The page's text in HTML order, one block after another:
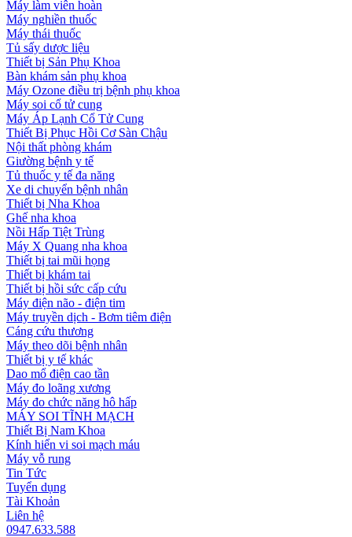
Máy làm viên hoàn
Máy nghiền thuốc
Máy thái thuốc
Tủ sấy dược liệu
Thiết bị Sản Phụ Khoa
Bàn khám sản phụ khoa
Máy Ozone điều trị bệnh phụ khoa
Máy soi cổ tử cung
Máy Áp Lạnh Cổ Tử Cung
Thiết Bị Phục Hồi Cơ Sàn Chậu
Nội thất phòng khám
Giường bệnh y tế
Tủ thuốc y tế đa năng
Xe di chuyển bệnh nhân
Thiết bị Nha Khoa
Ghế nha khoa
Nồi Hấp Tiệt Trùng
Máy X Quang nha khoa
Thiết bị tai mũi họng
Thiết bị khám tai
Thiết bị hồi sức cấp cứu
Máy điện não - điện tim
Máy truyền dịch - Bơm tiêm điện
Cáng cứu thương
Máy theo dõi bệnh nhân
Thiết bị y tế khác
Dao mổ điện cao tần
Máy đo loãng xương
Máy đo chức năng hô hấp
MÁY SOI TĨNH MẠCH
Thiết Bị Nam Khoa
Kính hiển vi soi mạch máu
Máy vỗ rung
Tin Tức
Tuyển dụng
Tài Khoản
Liên hệ
0947.633.588